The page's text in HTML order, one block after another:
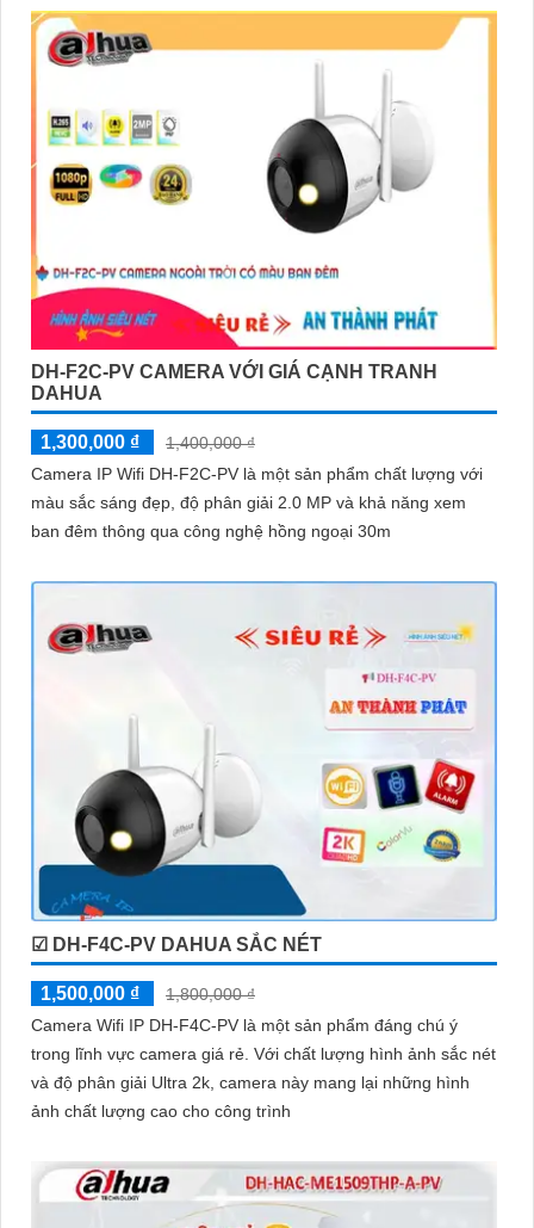
DH-F2C-PV CAMERA VỚI GIÁ CẠNH TRANH
DAHUA
1,300,000 ₫
1,400,000 ₫
Camera IP Wifi DH-F2C-PV là một sản phẩm chất lượng với
màu sắc sáng đẹp, độ phân giải 2.0 MP và khả năng xem
ban đêm thông qua công nghệ hồng ngoại 30m
☑ DH-F4C-PV DAHUA SẮC NÉT
1,500,000 ₫
1,800,000 ₫
Camera Wifi IP DH-F4C-PV là một sản phẩm đáng chú ý
trong lĩnh vực camera giá rẻ. Với chất lượng hình ảnh sắc nét
và độ phân giải Ultra 2k, camera này mang lại những hình
ảnh chất lượng cao cho công trình